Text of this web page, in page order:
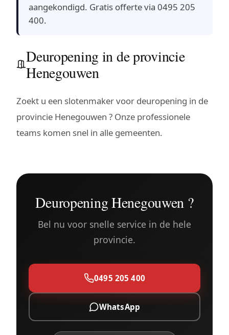
aangekondigd. Gratis offerte via 0495 205
400.
Deuropening in de provincie
Henegouwen
Zoekt u een slotenmaker voor deuropening in de
provincie Henegouwen ? Onze professionele
teams komen snel in alle gemeenten.
Deuropening Henegouwen ?
Bel nu voor snelle service in de hele
provincie.
0495 205 400
WhatsApp